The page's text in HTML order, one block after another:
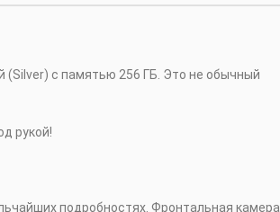
(Silver) c памятью 256 ГБ. Это не обычный
рукой!
подробностях. Фронтальная камера